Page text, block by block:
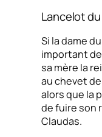
Lancelot
Si la dame
important de
sa mère la
au chevet
alors que la
de fuire son
Claudas.